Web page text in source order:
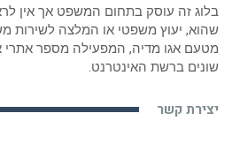
בלוג זה עוסק בתחום המשפט אך אין
שהוא, יעוץ משפטי או המלצה לשירות
מטעם אגו מדיה, המפעילה מספר אתרי
שונים ברשת האינטרנט.
יצירת קשר